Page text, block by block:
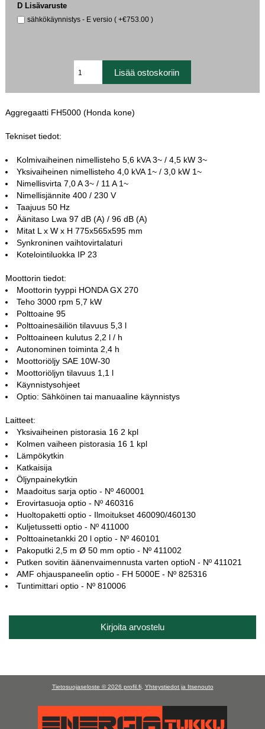
D Lisävaruste
sähkökäynnistys - E versio ( +€753.00 )
Aggregaatti FH5000 (Honda kone)
Tekniset tiedot:
Kolmivaiheinen nimellisteho 5,6 kVA 3~ / 4,5 kW 3~
Yksivaiheinen nimellisteho 4,0 kVA 1~ / 3,0 kW 1~
Nimellisvirta 7,0 A 3~ / 11 A 1~
Nimellisjännite 400 / 230 V
Taajuus 50 Hz
Äänitaso Lwa 97 dB (A) / 96 dB (A)
Mitat L x W x H 775x565x595 mm
Synkroninen vaihtovirtalaturi
Kotelointiluokka IP 23
Moottorin tiedot:
Moottorin tyyppi HONDA GX 270
Teho 3000 rpm 5,7 kW
Polttoaine 95
Polttoainesäiliön tilavuus 5,3 l
Polttoaineen kulutus 2,2 l / h
Autonominen toiminta 2,4 h
Moottoriöljy SAE 10W-30
Moottoriöljyn tilavuus 1,1 l
Käynnistysohjeet
Optio: Sähköinen tai manuaaline käynnistys
Laitteet:
Yksivaiheinen pistorasia 16 2 kpl
Kolmen vaiheen pistorasia 16 1 kpl
Lämpökytkin
Katkaisija
Öljynpainekytkin
Maadoitus sarja optio - Nº 460001
Erovirtasuoja optio - Nº 460316
Huoltopaketti optio - Ilmoitukset 460090/460130
Kuljetussetti optio - Nº 411000
Polttoainetankki 20 l optio - Nº 460101
Pakoputki 2,5 m Ø 50 mm optio - Nº 411002
Putken sovitin äänenvaimennusta varten optioN - Nº 411021
AMF ohjauspaneelin optio - FH 5000E - Nº 825316
Tuntimittari optio - Nº 810006
Kirjoita arvostelu
Tietosuojaseloste © 2026 profil.fi. Yhteystiedot ja Itsenouto